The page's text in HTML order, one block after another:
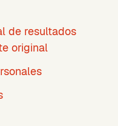
de resultados
original